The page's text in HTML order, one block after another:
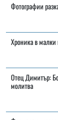
Фотографии
Хроника в
Отец Димитър:
молитва